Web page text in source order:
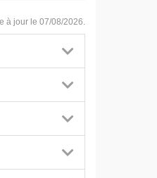
à jour le 07/08/2026.